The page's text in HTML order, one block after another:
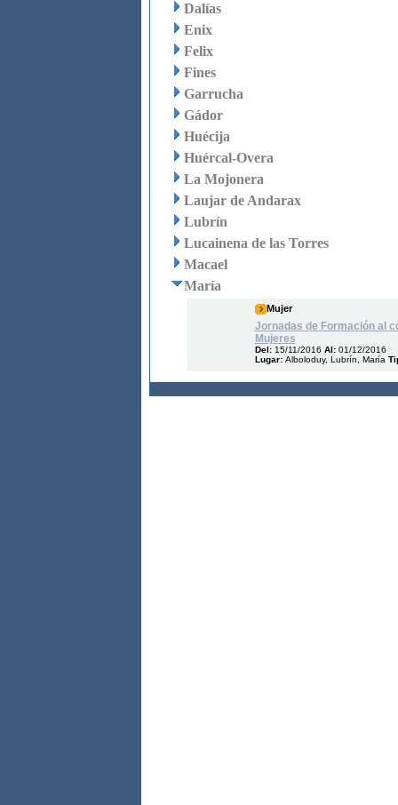
Dalías
Enix
Felix
Fines
Garrucha
Gádor
Huécija
Huércal-Overa
La Mojonera
Laujar de Andarax
Lubrín
Lucainena de las Torres
Macael
María
Mujer
Jornadas de Formación al
Mujeres
Del: 15/11/2016 Al: 01/12/2016
Lugar: Alboloduy, Lubrín, María